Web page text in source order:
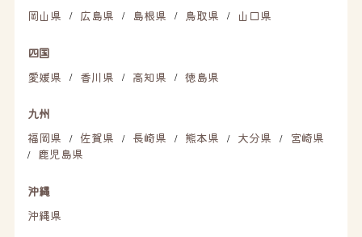
岡山県
/ 広島県 / 島根県 / 鳥取県 / 山口県
四国
愛媛県
/ 香川県 / 高知県 / 徳島県
九州
福岡県
/ 佐賀県 / 長崎県 / 熊本県 / 大分県 / 宮崎県
/ 鹿児島県
沖縄
沖縄県